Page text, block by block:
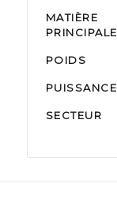
MATIÈRE
PRINCIPALE
POIDS
PUISSANCE
SECTEUR